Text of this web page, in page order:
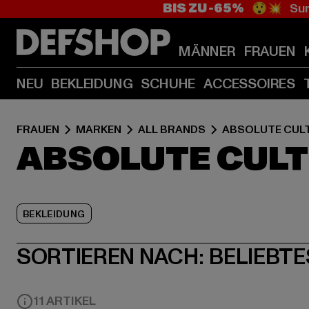
BIS ZU -65% 😲💥
MÄNNER FRAUEN
NEU BEKLEIDUNG SCHUHE ACCESSOIRES
FRAUEN MARKEN ALL BRANDS ABSOLUTE
ABSOLUTE
BEKLEIDUNG
SORTIEREN NACH:
11 ARTIKEL